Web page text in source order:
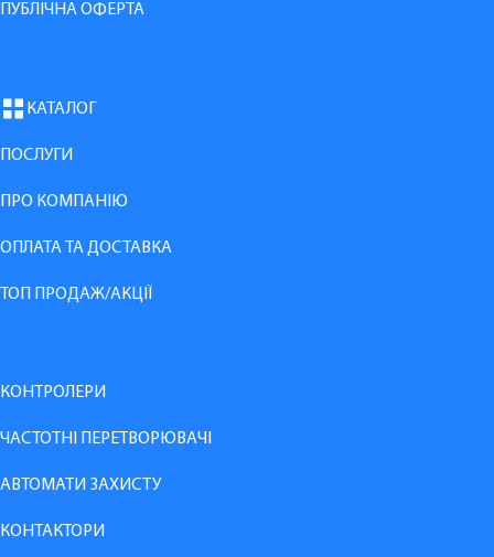
ПУБЛІЧНА ОФЕРТА
КАТАЛОГ
ПОСЛУГИ
ПРО КОМПАНІЮ
ОПЛАТА ТА ДОСТАВКА
ТОП ПРОДАЖ/АКЦІЇ
КОНТРОЛЕРИ
ЧАСТОТНІ ПЕРЕТВОРЮВАЧІ
АВТОМАТИ ЗАХИСТУ
КОНТАКТОРИ